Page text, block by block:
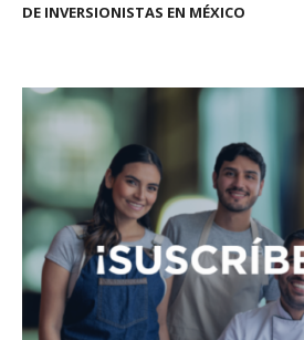
DE INVERSIONISTAS EN MÉXICO